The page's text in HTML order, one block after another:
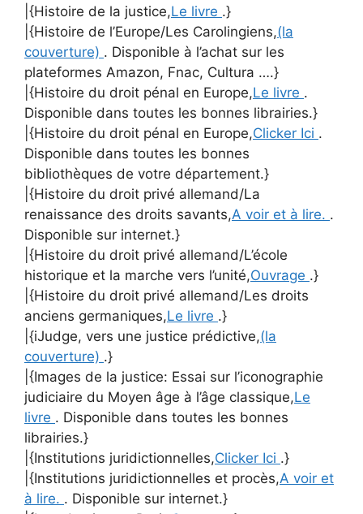
|{Histoire de la justice,Le livre .}
|{Histoire de l’Europe/Les Carolingiens,(la
couverture) . Disponible à l’achat sur les
plateformes Amazon, Fnac, Cultura ….}
|{Histoire du droit pénal en Europe,Le livre .
Disponible dans toutes les bonnes librairies.}
|{Histoire du droit pénal en Europe,Clicker Ici .
Disponible dans toutes les bonnes
bibliothèques de votre département.}
|{Histoire du droit privé allemand/La
renaissance des droits savants,A voir et à lire. .
Disponible sur internet.}
|{Histoire du droit privé allemand/L’école
historique et la marche vers l’unité,Ouvrage .}
|{Histoire du droit privé allemand/Les droits
anciens germaniques,Le livre .}
|{iJudge, vers une justice prédictive,(la
couverture) .}
|{Images de la justice: Essai sur l’iconographie
judiciaire du Moyen âge à l’âge classique,Le
livre . Disponible dans toutes les bonnes
librairies.}
|{Institutions juridictionnelles,Clicker Ici .}
|{Institutions juridictionnelles et procès,A voir et
à lire. . Disponible sur internet.}